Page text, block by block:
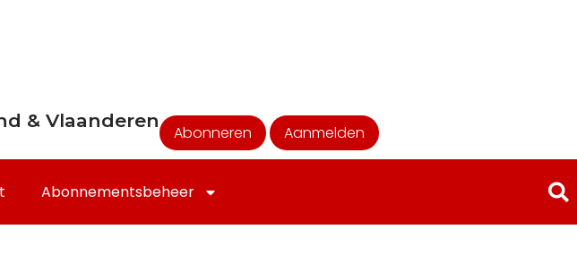
& Vlaanderen
Abonneren Aanmelden
Abonnementsbeheer